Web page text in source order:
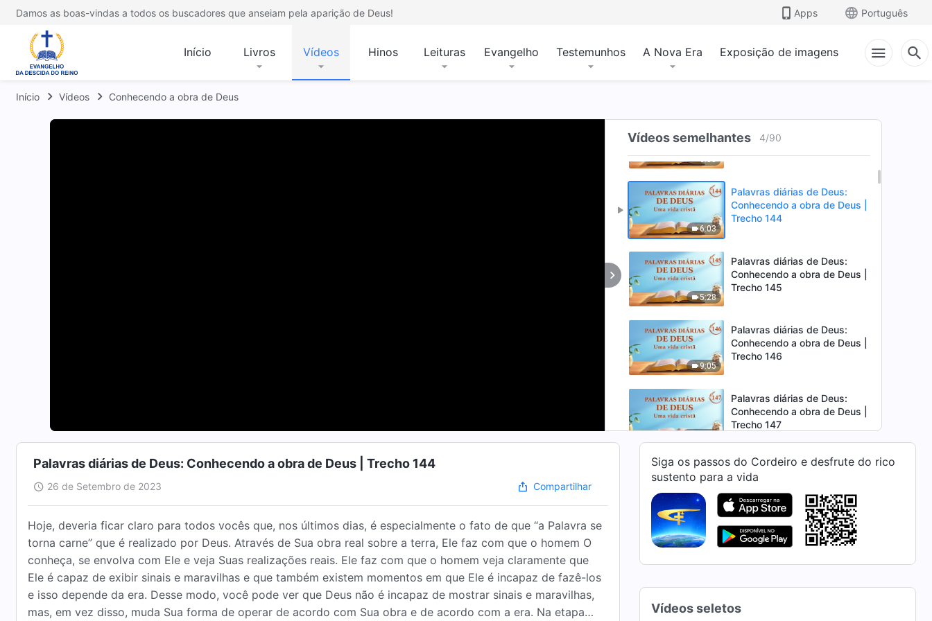
Damos as boas-vindas a todos os buscadores que anseiam pela aparição de Deus! Apps Português
Início Livros Vídeos Hinos Leituras Evangelho Testemunhos A Nova Era Exposição de imagens
Início Vídeos Conhecendo a obra de Deus
Vídeos semelhantes 4/90
Palavras diárias de Deus:
6:58
Palavras diárias de Deus:
Conhecendo a obra de Deus |
6:03
Palavras diárias de Deus:
Conhecendo a obra de Deus |
Trecho 144
5:28
Palavras diárias de Deus:
Conhecendo a obra de Deus |
Trecho 145
9:05
Palavras diárias de Deus:
Conhecendo a obra de Deus |
Trecho 146
Palavras diárias de Deus:
Conhecendo a obra de Deus |
Trecho 147
6:22
Palavras diárias de Deus:
Conhecendo a obra de Deus |
Trecho 148
Palavras diárias de Deus:
Conhecendo a obra de Deus |
Trecho 149
Palavras diárias de Deus:
Palavras diárias de Deus: Conhecendo a obra de Deus | Trecho 144
26 de Setembro de 2023 Compartilhar
Hoje, deveria ficar claro para todos vocês que, nos últimos dias, é especialmente o fato de que “a Palavra se
torna carne” que é realizado por Deus. Através de Sua obra real sobre a terra, Ele faz com que o homem O
conheça, se envolva com Ele e veja Suas realizações reais. Ele faz com que o homem veja claramente que
Ele é capaz de exibir sinais e maravilhas e que também existem momentos em que Ele é incapaz de fazê-los
e isso depende da era. Desse modo, você pode ver que Deus não é incapaz de mostrar sinais e maravilhas,
mas, em vez disso, muda Sua forma de operar de acordo com Sua obra e de acordo com a era. Na etapa
Siga os passos do Cordeiro e desfrute do rico
sustento para a vida
Vídeos seletos